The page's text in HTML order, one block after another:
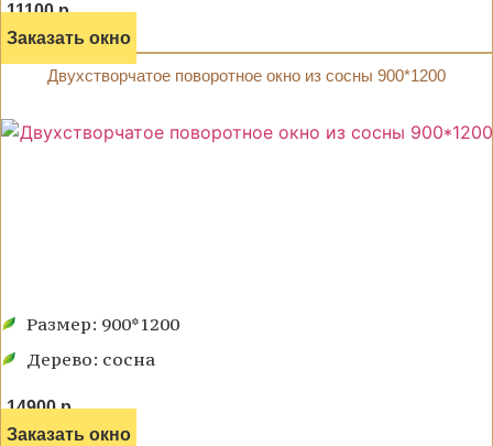
11100 р.
Заказать окно
Двухстворчатое поворотное окно из сосны 900*1200
Размер: 900*1200
Дерево: сосна
14900 р.
Заказать окно